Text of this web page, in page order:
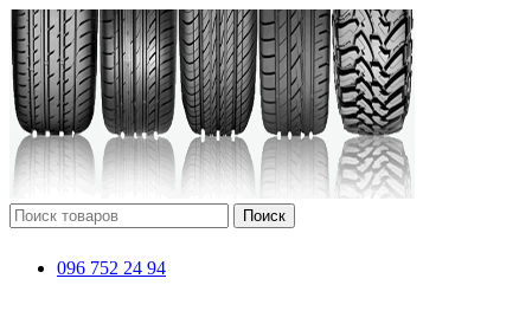
Поиск
096 752 24 94